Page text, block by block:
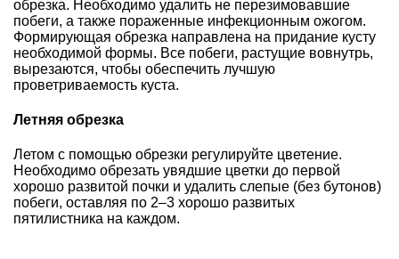
обрезка. Необходимо удалить не перезимовавшие
побеги, а также пораженные инфекционным ожогом.
Формирующая обрезка направлена на придание кусту
необходимой формы. Все побеги, растущие вовнутрь,
вырезаются, чтобы обеспечить лучшую
проветриваемость куста.
Летняя обрезка
Летом с помощью обрезки регулируйте цветение.
Необходимо обрезать увядшие цветки до первой
хорошо развитой почки и удалить слепые (без бутонов)
побеги, оставляя по 2–3 хорошо развитых
пятилистника на каждом.